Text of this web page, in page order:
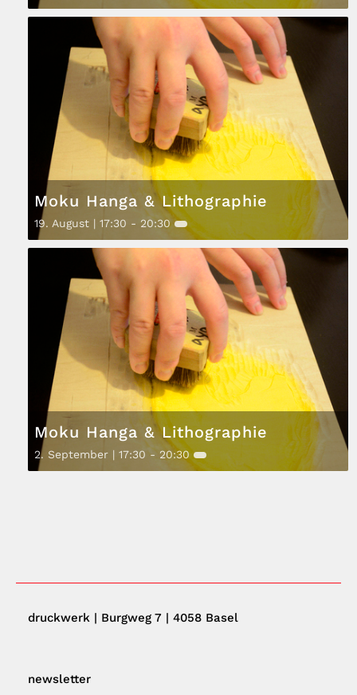
Moku Hanga & Lithographie
19. August | 17:30 - 20:30
Moku Hanga & Lithographie
2. September | 17:30 - 20:30
druckwerk | Burgweg 7 | 4058 Basel
newsletter